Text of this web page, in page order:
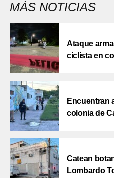
MÁS NOTICIAS
Ataque
ciclista en
Encuentran
colonia de
Catean
Lombardo